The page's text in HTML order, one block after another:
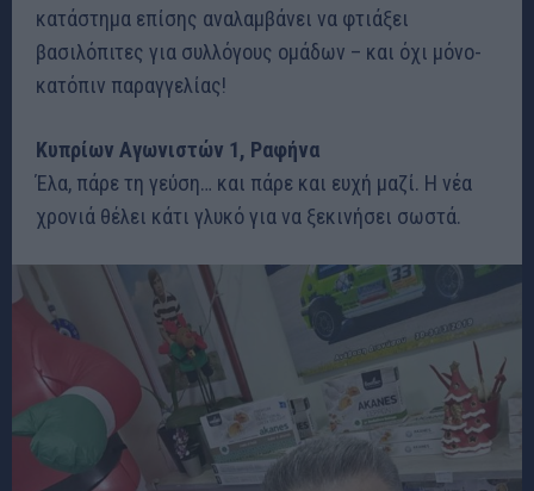
κατάστημα επίσης αναλαμβάνει να φτιάξει
βασιλόπιτες για συλλόγους ομάδων – και όχι μόνο-
κατόπιν παραγγελίας!
Κυπρίων Αγωνιστών 1, Ραφήνα
Έλα, πάρε τη γεύση… και πάρε και ευχή μαζί. Η νέα
χρονιά θέλει κάτι γλυκό για να ξεκινήσει σωστά.